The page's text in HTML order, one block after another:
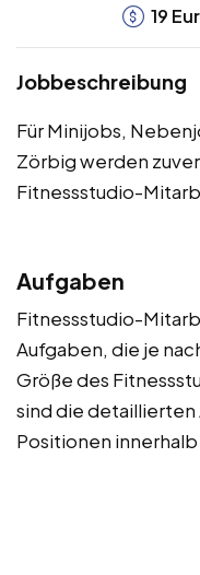
19
Jobbeschreibung
Für Minijobs,
Zörbig werden
Fitnessstudio-
Aufgaben
Fitnessstudio-
Aufgaben, die je
Größe des
sind die
Positionen